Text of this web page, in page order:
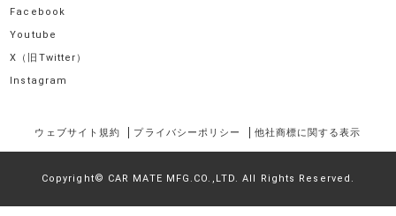
Facebook
Youtube
X（旧Twitter）
Instagram
ウェブサイト規約 プライバシーポリシー 他社商標に関する表示
Copyright© CAR MATE MFG.CO.,LTD. All Rights Reserved.